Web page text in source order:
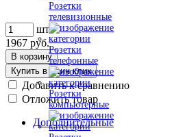
Розетки
телевизионные
Розетки
телефонные
Розетки
компьютерные
шт
1967 руб.
В корзину
Купить в один клик
Добавить к сравнению
Отложить товар
Дополнительные